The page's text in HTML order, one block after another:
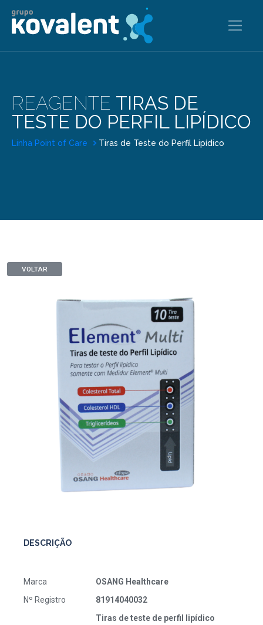
REAGENTE TIRAS DE
TESTE DO PERFIL LIPÍDICO
Linha Point of Care Tiras de Teste do Perfil Lipídico
VOLTAR
DESCRIÇÃO
Marca
OSANG Healthcare
Nº Registro
81914040032
Tiras de teste de perfil lipídico